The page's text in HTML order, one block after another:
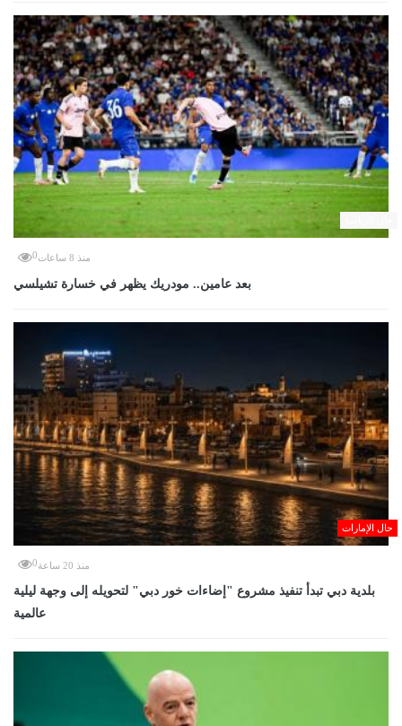
منذ 8 ساعات 0
بعد عامين.. مودريك يظهر في خسارة تشيلسي
حال الإمارات
منذ 20 ساعة 0
بلدية دبي تبدأ تنفيذ مشروع "إضاءات خور دبي" لتحويله إلى وجهة ليلية
عالمية